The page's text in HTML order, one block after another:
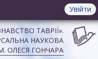
Увійти
ТАВРІЇ».
НАУКОВА
ОЛЕСЯ ГОНЧАРА